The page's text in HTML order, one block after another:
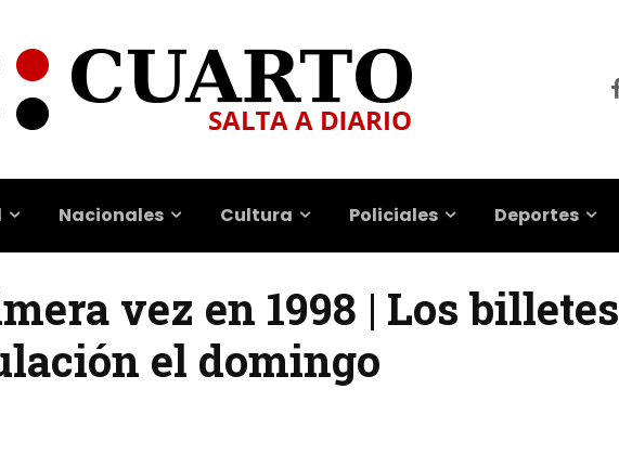
Nacionales Cultura Policiales Deportes
vez en 1998 | Los billetes
el domingo